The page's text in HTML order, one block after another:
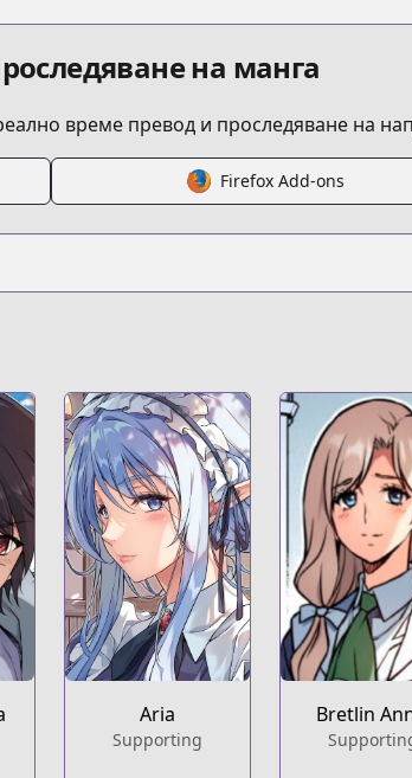
www.cdjapan.co.jp/product/NEOBK-
на манга
време превод и проследяване на
Firefox Add-ons
Aria
Supporting
Bretlin